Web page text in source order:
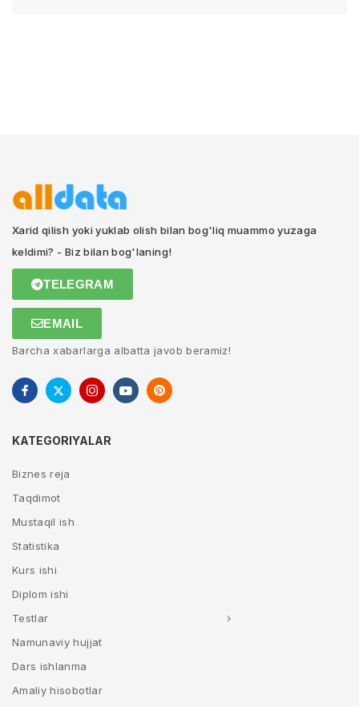
Xarid qilish yoki yuklab olish bilan bog'liq muammo yuzaga
keldimi? - Biz bilan bog'laning!
TELEGRAM
EMAIL
Barcha xabarlarga albatta javob beramiz!
KATEGORIYALAR
Biznes reja
Taqdimot
Mustaqil ish
Statistika
Kurs ishi
Diplom ishi
Testlar
Namunaviy hujjat
Dars ishlanma
Amaliy hisobotlar